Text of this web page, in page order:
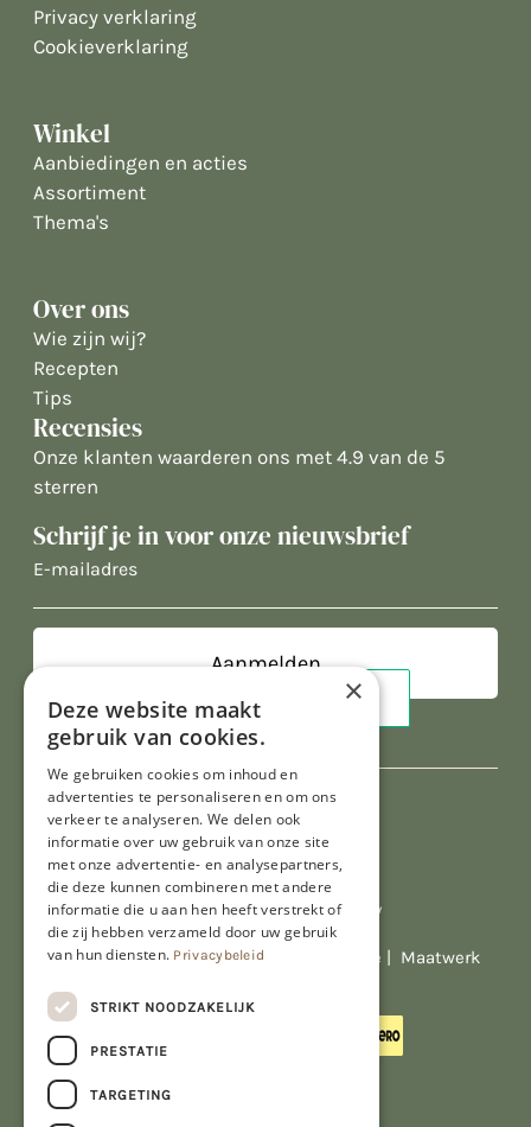
Privacy verklaring
Cookieverklaring
Winkel
Aanbiedingen en acties
Assortiment
Thema's
Over ons
Wie zijn wij?
Recepten
Tips
Recensies
Onze klanten waarderen ons met 4.9 van de 5
sterren
Schrijf je in voor onze nieuwsbrief
E-
Al onze prijzen zijn incl. BTW
© Copyright 2026 Limburgs Bakwinkeltje | Maatwerk
×
Deze website maakt
gebruik van cookies.
We gebruiken cookies om inhoud en
advertenties te personaliseren en om ons
verkeer te analyseren. We delen ook
informatie over uw gebruik van onze site
met onze advertentie- en analysepartners,
die deze kunnen combineren met andere
informatie die u aan hen heeft verstrekt of
die zij hebben verzameld door uw gebruik
van hun diensten. Privacybeleid
STRIKT NOODZAKELIJK
PRESTATIE
TARGETING